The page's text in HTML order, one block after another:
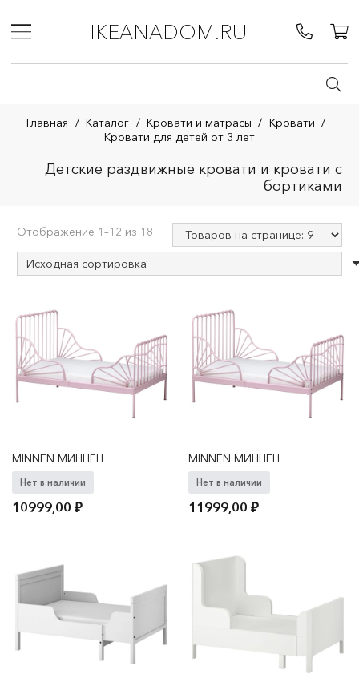
IKEANADOM.RU
Главная / Каталог / Кровати и матрасы / Кровати /
Кровати для детей от 3 лет
Детские раздвижные кровати и кровати с
бортиками
Отображение 1–12 из 18
MINNEN МИННЕН
Нет в наличии
10999,00₽
MINNEN МИННЕН
Нет в наличии
11999,00₽